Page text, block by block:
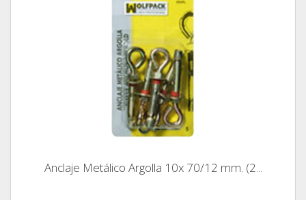
Anclaje Metálico Argolla 10x 70/12 mm. (2...